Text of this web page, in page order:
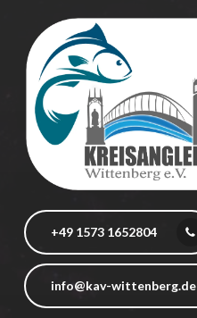
+49 1573 1652804
info@kav-wittenberg.de